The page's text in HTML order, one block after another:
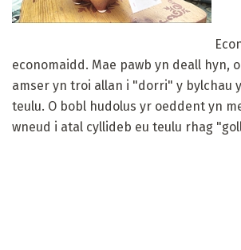
economaidd. Mae pawb yn deall hyn,
amser yn troi allan i "dorri" y bylchau
teulu. O bobl hudolus yr oeddent yn
wneud i atal cyllideb eu teulu rhag